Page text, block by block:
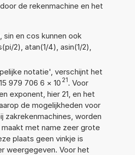
de rekenmachine en het
en cos kunnen ook
2), atan(1/4), asin(1/2),
notatie', verschijnt het
979 706 6 × 10 21. Voor
exponent, hier 21, en het
de mogelijkheden voor
zakrekenmachines, worden
maakt met name zeer grote
plaats geen vinkje is
weergegeven. Voor het